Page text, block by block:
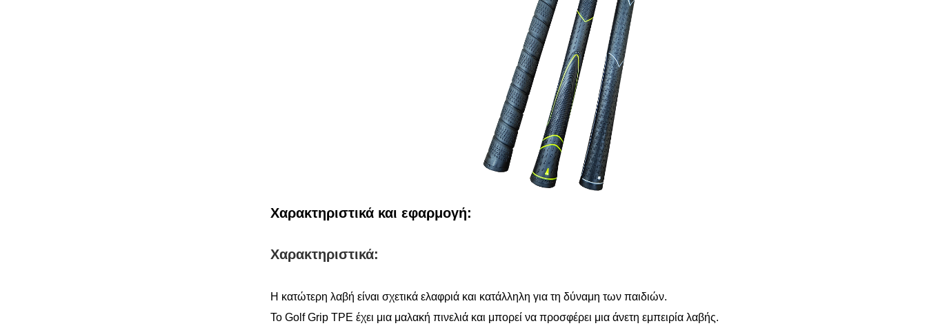
Χαρακτηριστικά και εφαρμογή:
Χαρακτηριστικά:
Η κατώτερη λαβή είναι σχετικά ελαφριά και κατάλληλη για τη δύναμη των παιδιών.
Το Golf Grip TPE έχει μια μαλακή πινελιά και μπορεί να προσφέρει μια άνετη εμπειρία λαβής.